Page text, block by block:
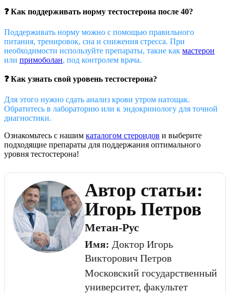
❓ Как поддерживать норму тестостерона после 40?
Поддерживать норму можно с помощью правильного
питания, тренировок, сна и снижения стресса. При
необходимости используйте препараты, такие как мастерон
или примоболан, под контролем врача.
❓ Как узнать свой уровень тестостерона?
Для этого нужно сдать анализ крови утром натощак.
Обратитесь в лабораторию или к эндокринологу для точной
диагностики.
Ознакомьтесь с нашим каталогом стероидов и выберите
подходящие препараты для поддержания оптимального
уровня тестостерона!
Автор статьи:
Игорь Петров
Метан-Рус
Имя: Доктор Игорь
Викторович Петров
Московский государственный
университет, факультет